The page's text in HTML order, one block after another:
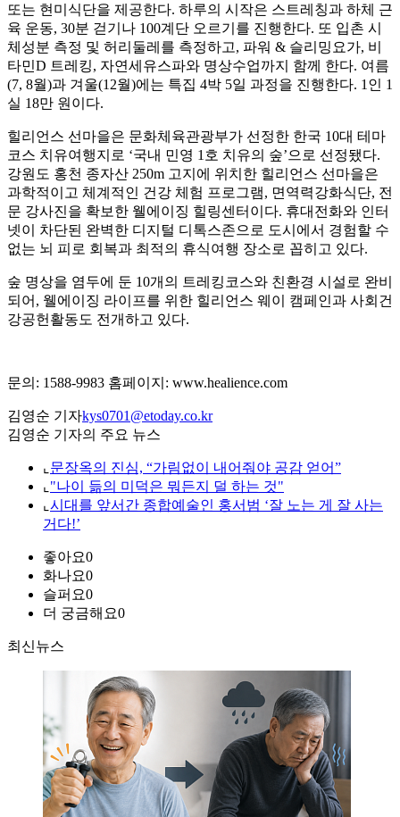
또는 현미식단을 제공한다. 하루의 시작은 스트레칭과 하체 근
육 운동, 30분 걷기나 100계단 오르기를 진행한다. 또 입촌 시
체성분 측정 및 허리둘레를 측정하고, 파워 & 슬리밍요가, 비
타민D 트레킹, 자연세유스파와 명상수업까지 함께 한다. 여름
(7, 8월)과 겨울(12월)에는 특집 4박 5일 과정을 진행한다. 1인 1
실 18만 원이다.
힐리언스 선마을은 문화체육관광부가 선정한 한국 10대 테마
코스 치유여행지로 ‘국내 민영 1호 치유의 숲’으로 선정됐다.
강원도 홍천 종자산 250m 고지에 위치한 힐리언스 선마을은
과학적이고 체계적인 건강 체험 프로그램, 면역력강화식단, 전
문 강사진을 확보한 웰에이징 힐링센터이다. 휴대전화와 인터
넷이 차단된 완벽한 디지털 디톡스존으로 도시에서 경험할 수
없는 뇌 피로 회복과 최적의 휴식여행 장소로 꼽히고 있다.
숲 명상을 염두에 둔 10개의 트레킹코스와 친환경 시설로 완비
되어, 웰에이징 라이프를 위한 힐리언스 웨이 캠페인과 사회건
강공헌활동도 전개하고 있다.
문의: 1588-9983 홈페이지: www.healience.com
김영순 기자kys0701@etoday.co.kr
김영순 기자의 주요 뉴스
⌞ 문장옥의 진심, “가림없이 내어줘야 공감 얻어”
⌞ "나이 듦의 미덕은 뭐든지 덜 하는 것"
⌞ 시대를 앞서간 종합예술인 홍서범 ‘잘 노는 게 잘 사는
거다!’
좋아요0
화나요0
슬퍼요0
더 궁금해요0
최신뉴스